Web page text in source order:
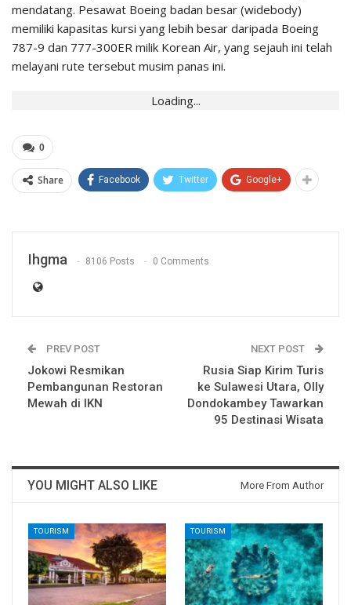
mendatang. Pesawat Boeing badan besar (widebody)
memiliki kapasitas kursi yang lebih besar daripada Boeing
787-9 dan 777-300ER milik Korean Air, yang sejauh ini telah
melayani rute tersebut musim panas ini.
Loading...
0
Share Facebook Twitter Google+
Ihgma 8106 Posts 0 Comments
PREV POST
Jokowi Resmikan
Pembangunan Restoran
Mewah di IKN
NEXT POST
Rusia Siap Kirim Turis
ke Sulawesi Utara, Olly
Dondokambey Tawarkan
95 Destinasi Wisata
YOU MIGHT ALSO LIKE More From Author
TOURISM TOURISM